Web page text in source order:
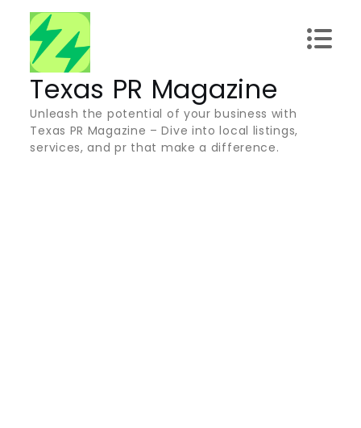
content
Texas PR Magazine
Unleash the potential of your business with
Texas PR Magazine – Dive into local listings,
services, and pr that make a difference.